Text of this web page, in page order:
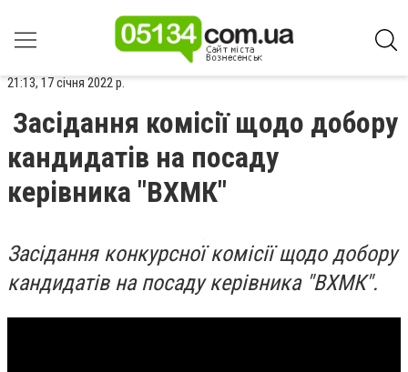
21:13, 17 січня 2022 р.
Засідання комісії щодо добору
кандидатів на посаду
керівника "ВХМК"
Засідання конкурсної комісії щодо добору
кандидатів на посаду керівника "ВХМК".